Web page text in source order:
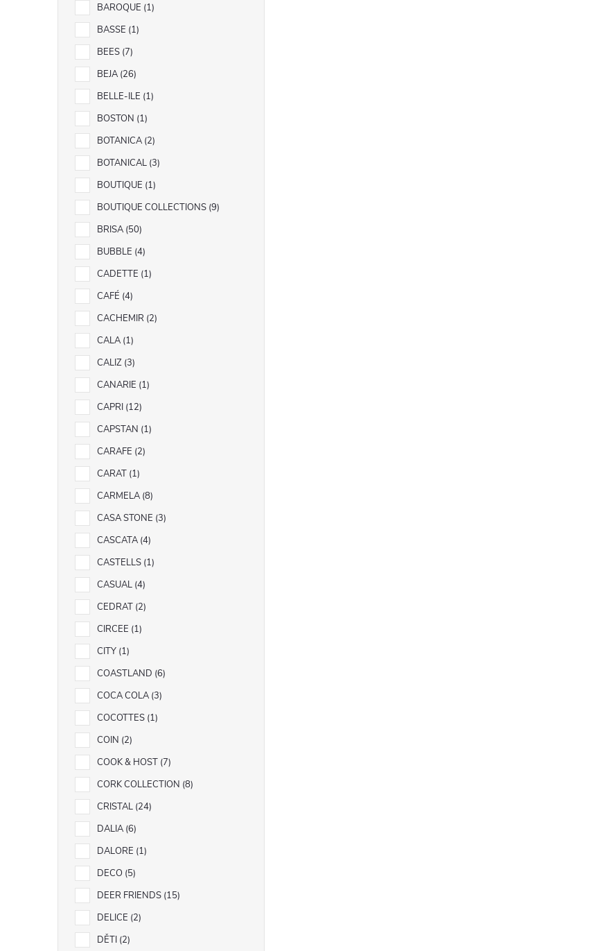
BAROQUE 1
BASSE 1
BEES 7
BEJA 26
BELLE-ILE 1
BOSTON 1
BOTANICA 2
BOTANICAL 3
BOUTIQUE 1
BOUTIQUE COLLECTIONS 9
BRISA 50
BUBBLE 4
CADETTE 1
CAFÉ 4
CACHEMIR 2
CALA 1
CALIZ 3
CANARIE 1
CAPRI 12
CAPSTAN 1
CARAFE 2
CARAT 1
CARMELA 8
CASA STONE 3
CASCATA 4
CASTELLS 1
CASUAL 4
CEDRAT 2
CIRCEE 1
CITY 1
COASTLAND 6
COCA COLA 3
COCOTTES 1
COIN 2
COOK & HOST 7
CORK COLLECTION 8
CRISTAL 24
DALIA 6
DALORE 1
DECO 5
DEER FRIENDS 15
DELICE 2
DĚTI 2